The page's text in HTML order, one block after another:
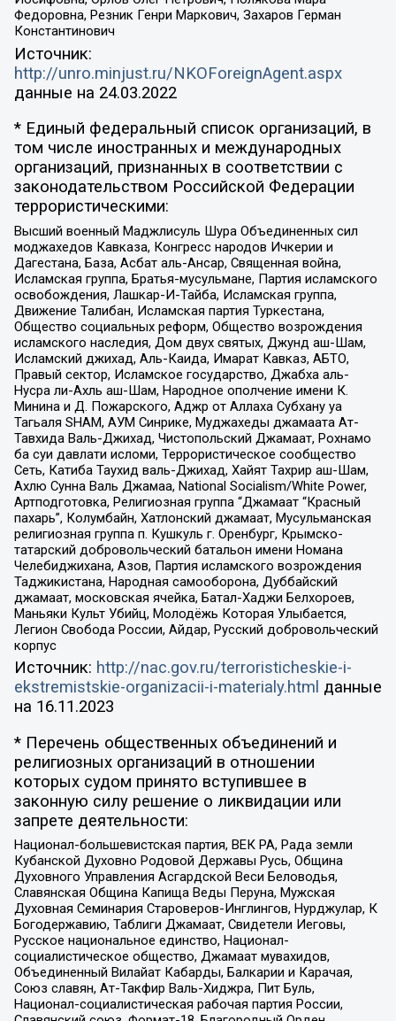
Федоровна, Резник Генри Маркович, Захаров Герман
Константинович
Источник:
http://unro.minjust.ru/NKOForeignAgent.aspx
данные на 24.03.2022
* Единый федеральный список организаций, в
том числе иностранных и международных
организаций, признанных в соответствии с
законодательством Российской Федерации
террористическими:
Высший военный Маджлисуль Шура Объединенных сил
моджахедов Кавказа, Конгресс народов Ичкерии и
Дагестана, База, Асбат аль-Ансар, Священная война,
Исламская группа, Братья-мусульмане, Партия исламского
освобождения, Лашкар-И-Тайба, Исламская группа,
Движение Талибан, Исламская партия Туркестана,
Общество социальных реформ, Общество возрождения
исламского наследия, Дом двух святых, Джунд аш-Шам,
Исламский джихад, Аль-Каида, Имарат Кавказ, АБТО,
Правый сектор, Исламское государство, Джабха аль-
Нусра ли-Ахль аш-Шам, Народное ополчение имени К.
Минина и Д. Пожарского, Аджр от Аллаха Субхану уа
Тагьаля SHAM, АУМ Синрике, Муджахеды джамаата Ат-
Тавхида Валь-Джихад, Чистопольский Джамаат, Рохнамо
ба суи давлати исломи, Террористическое сообщество
Сеть, Катиба Таухид валь-Джихад, Хайят Тахрир аш-Шам,
Ахлю Сунна Валь Джамаа, National Socialism/White Power,
Артподготовка, Религиозная группа “Джамаат “Красный
пахарь”, Колумбайн, Хатлонский джамаат, Мусульманская
религиозная группа п. Кушкуль г. Оренбург, Крымско-
татарский добровольческий батальон имени Номана
Челебиджихана, Азов, Партия исламского возрождения
Таджикистана, Народная самооборона, Дуббайский
джамаат, московская ячейка, Батал-Хаджи Белхороев,
Маньяки Культ Убийц, Молодёжь Которая Улыбается,
Легион Свобода России, Айдар, Русский добровольческий
корпус
Источник: http://nac.gov.ru/terroristicheskie-i-
ekstremistskie-organizacii-i-materialy.html данные
на 16.11.2023
* Перечень общественных объединений и
религиозных организаций в отношении
которых судом принято вступившее в
законную силу решение о ликвидации или
запрете деятельности:
Национал-большевистская партия, ВЕК РА, Рада земли
Кубанской Духовно Родовой Державы Русь, Община
Духовного Управления Асгардской Веси Беловодья,
Славянская Община Капища Веды Перуна, Мужская
Духовная Семинария Староверов-Инглингов, Нурджулар, К
Богодержавию, Таблиги Джамаат, Свидетели Иеговы,
Русское национальное единство, Национал-
социалистическое общество, Джамаат мувахидов,
Объединенный Вилайат Кабарды, Балкарии и Карачая,
Союз славян, Ат-Такфир Валь-Хиджра, Пит Буль,
Национал-социалистическая рабочая партия России,